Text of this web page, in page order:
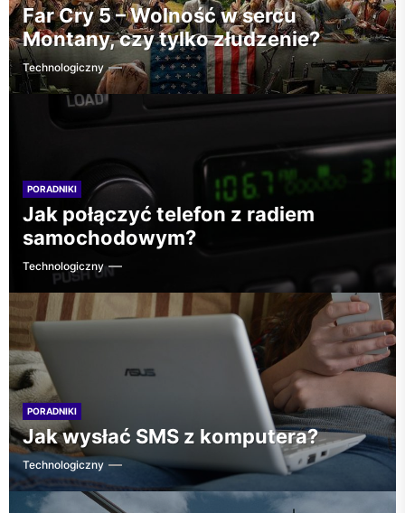
Far Cry 5 – Wolność w sercu
Montany, czy tylko złudzenie?
Technologiczny
PORADNIKI
Jak połączyć telefon z radiem
samochodowym?
Technologiczny
PORADNIKI
Jak wysłać SMS z komputera?
Technologiczny